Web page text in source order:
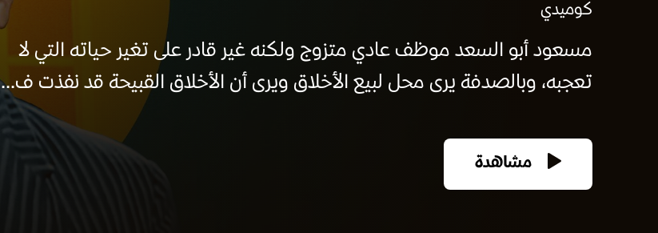
كوميدي
مسعود أبو السعد موظف عادي متزوج ولكنه غير قادر على تغير حياته التي لا
تعجبه، وبالصدفة يرى محل لبيع الأخلاق ويرى أن الأخلاق القبيحة قد نفذت ف...
مشاهدة